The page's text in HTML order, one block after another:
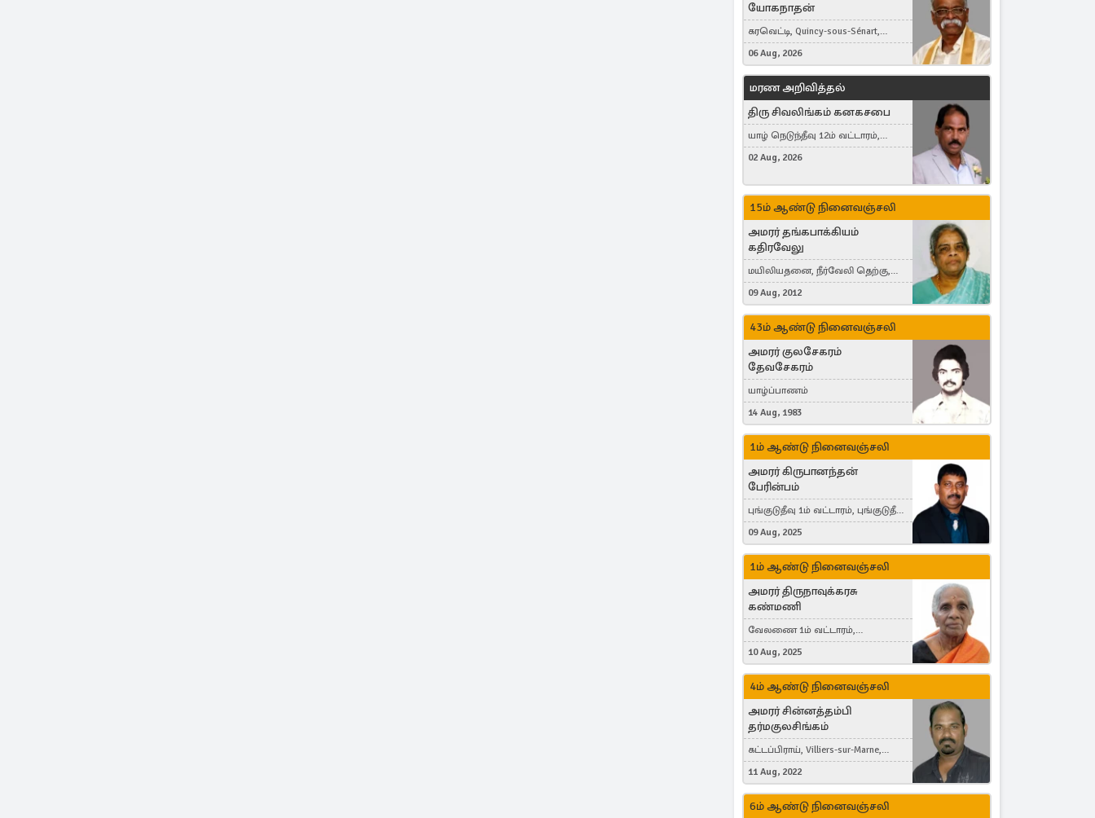
யோகநாதன்
கரவெட்டி, Quincy-sous-Sénart,
France
06 Aug, 2026
மரண அறிவித்தல்
திரு சிவலிங்கம் கனகசபை
யாழ் நெடுந்தீவு 12ம் வட்டாரம்,
Jaffna, நயினாதீவு, London, United
02 Aug, 2026
15ம் ஆண்டு நினைவஞ்சலி
அமரர் தங்கபாக்கியம்
கதிரவேலு
மயிலியதனை, நீர்வேலி தெற்கு,
Herning, Denmark
09 Aug, 2012
43ம் ஆண்டு நினைவஞ்சலி
அமரர் குலசேகரம்
தேவசேகரம்
யாழ்ப்பாணம்
14 Aug, 1983
1ம் ஆண்டு நினைவஞ்சலி
அமரர் கிருபானந்தன்
பேரின்பம்
புங்குடுதீவு 1ம் வட்டாரம், புங்குடுதீவு,
India, Lausanne, Switzerland
09 Aug, 2025
1ம் ஆண்டு நினைவஞ்சலி
அமரர் திருநாவுக்கரசு
கண்மணி
வேலணை 1ம் வட்டாரம்,
மண்கும்பான் மேற்கு, Liestal,
Switzerland
10 Aug, 2025
4ம் ஆண்டு நினைவஞ்சலி
அமரர் சின்னத்தம்பி
தர்மகுலசிங்கம்
கட்டப்பிராய், Villiers-sur-Marne,
France
11 Aug, 2022
6ம் ஆண்டு நினைவஞ்சலி